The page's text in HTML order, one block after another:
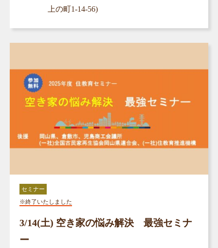
上の町1-14-56)
セミナー
※終了いたしました
3/14(土) 空き家の悩み解決 最強セミナ
ー